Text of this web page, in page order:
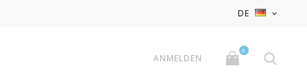
DE
ANMELDEN
0